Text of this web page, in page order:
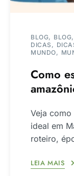
BLOG BLOG
DICAS
MUNDO
Como
Veja
ideal em
roteiro,
LEIA MAIS